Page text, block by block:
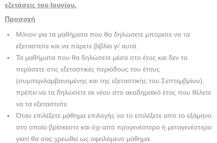
εξετάσεις του Ιουνίου.
Προσοχή
Μόνον για τα μαθήματα που θα δηλώσετε μπορείτε να τα
εξεταστείτε και να πάρετε βιβλία γι’ αυτά.
Τα μαθήματα που θα δηλώσετε μέσα στο έτος και δεν τα
περάσετε στις εξεταστικές περιόδους του έτους
(συμπεριλαμβανομένης και της εξεταστικής του Σεπτεμβρίου),
πρέπει να τα δηλώσετε εκ νέου στο ακαδημαϊκό έτος που θέλετε
να τα εξεταστείτε.
Όταν επιλέξετε μάθημα επιλογής να το επιλέξετε από το εξάμηνο
στο οποίο βρίσκεστε και όχι από προγενέστερο ή μεταγενέστερο
γιατί θα σας χρεωθεί ως οφειλόμενο μάθημα.